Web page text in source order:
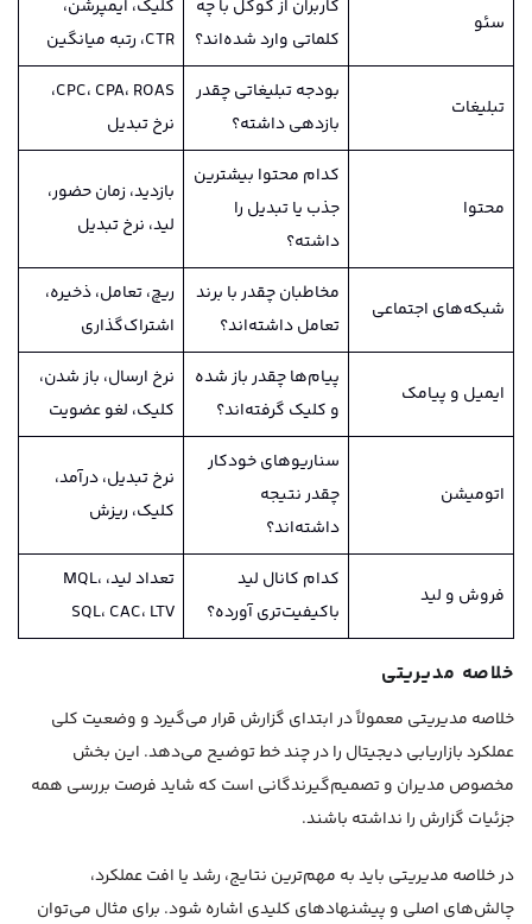
سئو
کاربران از گوگل با چه
کلماتی وارد شده‌اند؟
کلیک، ایمپرشن،
CTR، رتبه میانگین
تبلیغات
بودجه تبلیغاتی چقدر
بازدهی داشته؟
CPC، CPA، ROAS،
نرخ تبدیل
محتوا
کدام محتوا بیشترین
جذب یا تبدیل را
داشته؟
بازدید، زمان حضور،
لید، نرخ تبدیل
شبکه‌های اجتماعی
مخاطبان چقدر با برند
تعامل داشته‌اند؟
ریچ، تعامل، ذخیره،
اشتراک‌گذاری
ایمیل و پیامک
پیام‌ها چقدر باز شده
و کلیک گرفته‌اند؟
نرخ ارسال، باز شدن،
کلیک، لغو عضویت
اتومیشن
سناریوهای خودکار
چقدر نتیجه
داشته‌اند؟
نرخ تبدیل، درآمد،
کلیک، ریزش
فروش و لید
کدام کانال لید
باکیفیت‌تری آورده؟
تعداد لید، MQL،
SQL، CAC، LTV
خلاصه مدیریتی
خلاصه مدیریتی معمولاً در ابتدای گزارش قرار می‌گیرد و وضعیت کلی
عملکرد بازاریابی دیجیتال را در چند خط توضیح می‌دهد. این بخش
مخصوص مدیران و تصمیم‌گیرندگانی است که شاید فرصت بررسی همه
جزئیات گزارش را نداشته باشند.
در خلاصه مدیریتی باید به مهم‌ترین نتایج، رشد یا افت عملکرد،
چالش‌های اصلی و پیشنهادهای کلیدی اشاره شود. برای مثال می‌توان